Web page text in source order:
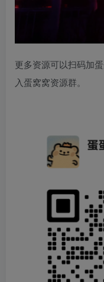
更多资源可以扫码加
入蛋窝窝资源群。